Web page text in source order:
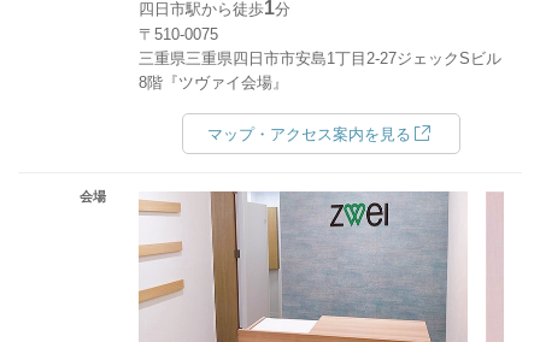
四日市駅から徒歩1分
〒510-0075
三重県三重県四日市市安島1丁目2-27ジェックSビル
8階『ツヴァイ会場』
マップ・アクセス案内を見る
会場